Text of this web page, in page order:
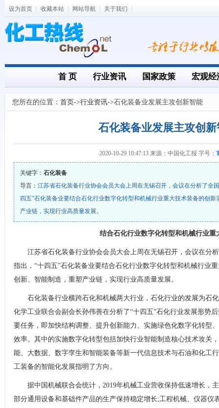
设为首页 收藏本站 网站导航 关于我们
首 页 行业资讯 国家政策 宏观经
您所在的位置： 首页->行业资讯->石化装备业发展主攻创新智能
石化装备业发展主攻创
2020-10-29 10:47:13 来源：中国化工报 字号：
关键字： 石化装备
导言： 江苏省石化装备行业协会会员大会上周在无锡召开，会议在分析了全
四五”石化装备业要结合石化行业数字化转型和机械行业重大技术装备的创
产业链，实现行业高质量发展。
结合石化行业数字化转型和机械行业重
江苏省石化装备行业协会会员大会上周在无锡召开，会议在分
指出，“十四五”石化装备业要结合石化行业数字化转型和机械行业
创新、智能制造，重塑产业链，实现行业高质量发展。
石化装备行业横跨石化和机械两大行业，石化行业的发展为石
化学工业联合会副会长孙伟善在分析了“十四五”石化行业发展形势
要任务，即加快结构调整、提升创新能力、实施绿色化数字化转型
效率。其中的实施数字化转型包括加快行业智能制造核心技术攻关
能、大数据、数字孪生和智能装备等新一代信息技术与石油和化工
工装备的智能化发展指明了方向。
据中国机械联合会统计，2019年机械工业营收保持低速增长，
部分通用设备和基础件产品的生产保持稳定增长;工程机械、仪器仪